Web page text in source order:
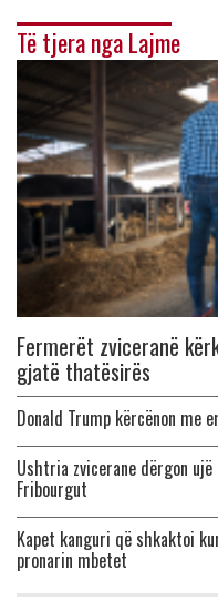
Të tjera nga Lajme
Fermerët zviceranë
gjatë thatësirës
Donald Trump kërcënon me
Ushtria zvicerane dërgon
Fribourgut
Kapet kanguri që shkaktoi
pronarin mbetet